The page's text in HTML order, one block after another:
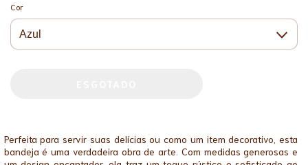
Cor
Perfeita para servir suas delícias ou como um item decorativo, esta
bandeja é uma verdadeira obra de arte. Com medidas generosas e